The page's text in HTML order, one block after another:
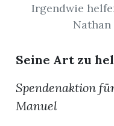
Irgendwie
Nathan
Seine Art zu
Spendenaktion
Manuel